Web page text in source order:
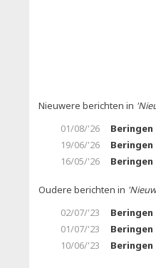
Nieuwere berichten in
01/08/'26
Beringen
19/06/'26
Beringen
16/05/'26
Beringen
Oudere berichten in
02/07/'23
Beringen
01/07/'23
Beringen
10/06/'23
Beringen